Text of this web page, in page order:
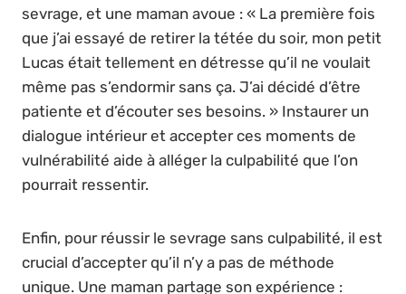
sevrage, et une maman avoue : « La première fois
que j’ai essayé de retirer la tétée du soir, mon petit
Lucas était tellement en détresse qu’il ne voulait
même pas s’endormir sans ça. J’ai décidé d’être
patiente et d’écouter ses besoins. » Instaurer un
dialogue intérieur et accepter ces moments de
vulnérabilité aide à alléger la culpabilité que l’on
pourrait ressentir.
Enfin, pour réussir le sevrage sans culpabilité, il est
crucial d’accepter qu’il n’y a pas de méthode
unique. Une maman partage son expérience :